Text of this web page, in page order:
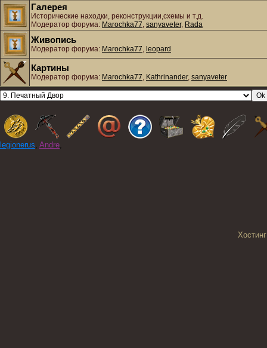
Галерея
Исторические находки, реконструкции,схемы и т.д.
Модератор форума: Marochka77, sanyaveter, Rada
Живопись
Модератор форума: Marochka77, leopard
Картины
Модератор форума: Marochka77, Kathrinander, sanyaveter
legionerus, Andre,